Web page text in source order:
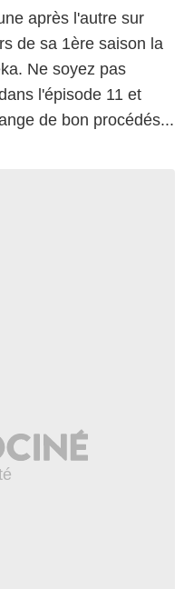
après l'autre sur
de sa 1ère saison la
Ne soyez pas
l'épisode 11 et
de bon procédés...